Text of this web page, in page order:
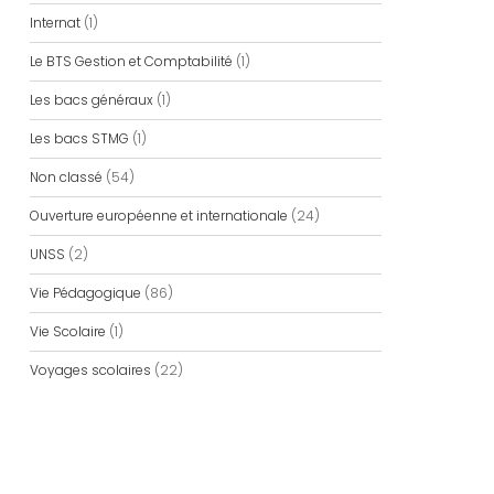
Internat(1)
Le BTS Gestion et Comptabilité (1)
Les bacs généraux (1)
Les bacs STMG (1)
Non classé (54)
Ouverture européenne et internationale (24)
UNSS (2)
Vie Pédagogique (86)
Vie Scolaire (1)
Voyages scolaires (22)